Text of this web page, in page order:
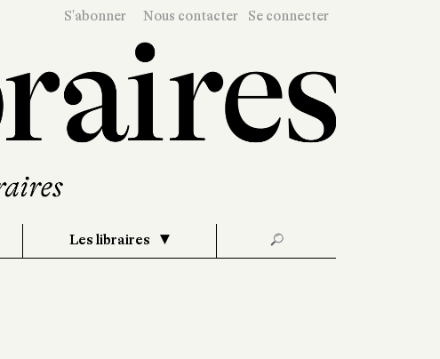
S'abonner Nous contacter Se connecter
Les libraires 🔎